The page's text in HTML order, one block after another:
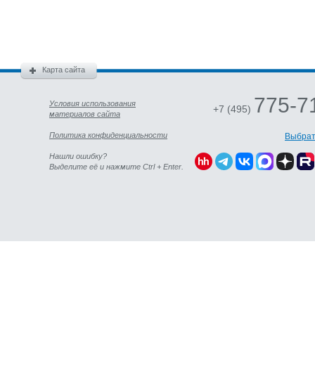
Карта сайта
Условия использования
материалов сайта
Политика конфиденциальности
Нашли ошибку?
Выделите её и нажмите Ctrl + Enter.
+7 (495) 775-